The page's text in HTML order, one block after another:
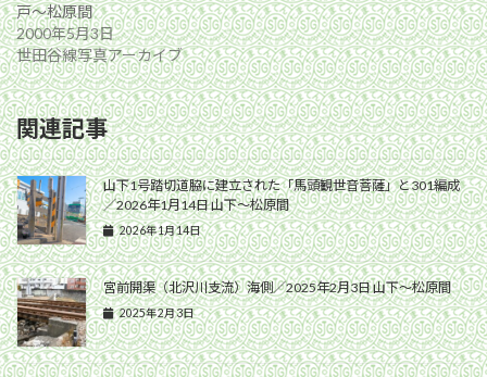
戸〜松原間
2000年5月3日
世田谷線写真アーカイブ
関連記事
山下1号踏切道脇に建立された「馬頭観世音菩薩」と301編成
／2026年1月14日 山下〜松原間
2026年1月14日
宮前開渠（北沢川支流）海側／2025年2月3日 山下〜松原間
2025年2月3日